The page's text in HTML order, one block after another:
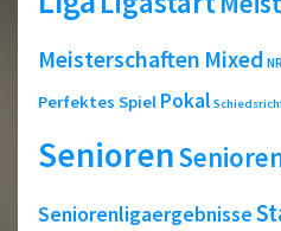
Meisterschaften Mixed
Perfektes Spiel Pokal
Senioren
Seniorenligaergebnisse